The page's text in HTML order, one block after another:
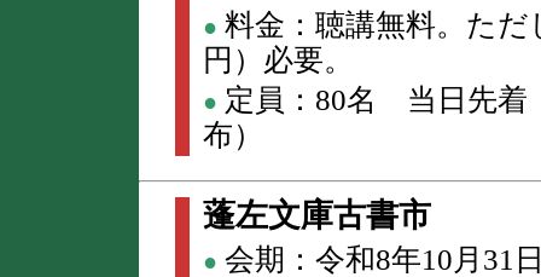
● 料金：聴講無料。ただ
円）必要。
● 定員：80名 当日先着
布）
蓬左文庫古書市
● 会期：令和8年10月31